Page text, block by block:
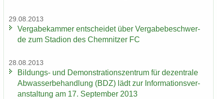
29.08.2013
Ver­ga­be­kam­mer ent­schei­det über Ver­ga­be­be­schwer­
de zum Sta­di­on des Chem­nit­zer FC
28.08.2013
Bildungs-​ und De­mons­tra­ti­ons­zen­trum für de­zen­tra­le
Ab­was­ser­be­hand­lung (BDZ) lädt zur In­for­ma­ti­ons­ver­
an­stal­tung am 17. Sep­tem­ber 2013